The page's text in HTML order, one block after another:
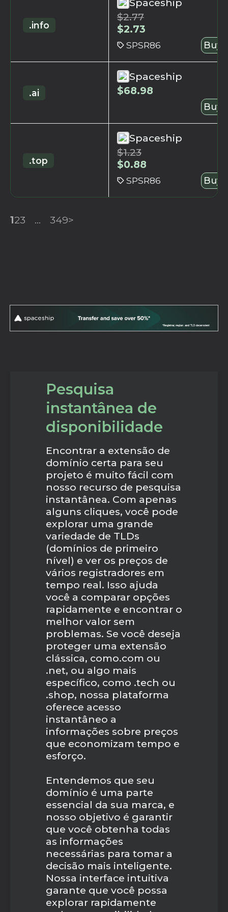
.info
Spaceship
$2.77
$2.73
SPSR86 Buy
.ai
Spaceship
$68.98
Buy
.top
Spaceship
$1.23
$0.88
SPSR86 Buy
123 ... 349>
Pesquisa
instantânea de
disponibilidade
Encontrar a extensão de
domínio certa para seu
projeto é muito fácil com
nosso recurso de pesquisa
instantânea. Com apenas
alguns cliques, você pode
explorar uma grande
variedade de TLDs
(domínios de primeiro
nível) e ver os preços de
vários registradores em
tempo real. Isso ajuda
você a comparar opções
rapidamente e encontrar o
melhor valor sem
problemas. Se você deseja
proteger uma extensão
clássica, como.com ou
.net, ou algo mais
específico, como .tech ou
.shop, nossa plataforma
oferece acesso
instantâneo a
informações sobre preços
que economizam tempo e
esforço.
Entendemos que seu
domínio é uma parte
essencial da sua marca, e
nosso objetivo é garantir
que você obtenha todas
as informações
necessárias para tomar a
decisão mais inteligente.
Nossa interface intuitiva
garante que você possa
explorar rapidamente